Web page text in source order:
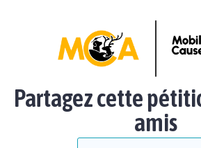
Partagez cette
amis